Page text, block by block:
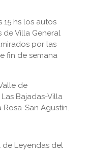
15 hs los autos
Villa General
por las
fin de semana
de
Bajadas-Villa
San Agustín.
de Leyendas del